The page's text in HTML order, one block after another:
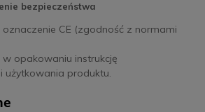
bezpieczeństwa
CE (zgodność z normami
opakowaniu instrukcję
użytkowania produktu.